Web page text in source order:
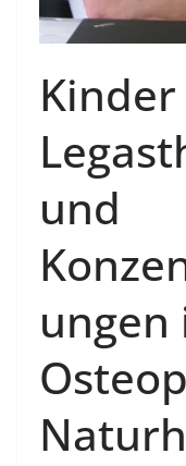
und
ungen